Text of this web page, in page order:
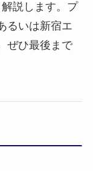
説します。プ
るいは新宿エ
ぜひ最後まで